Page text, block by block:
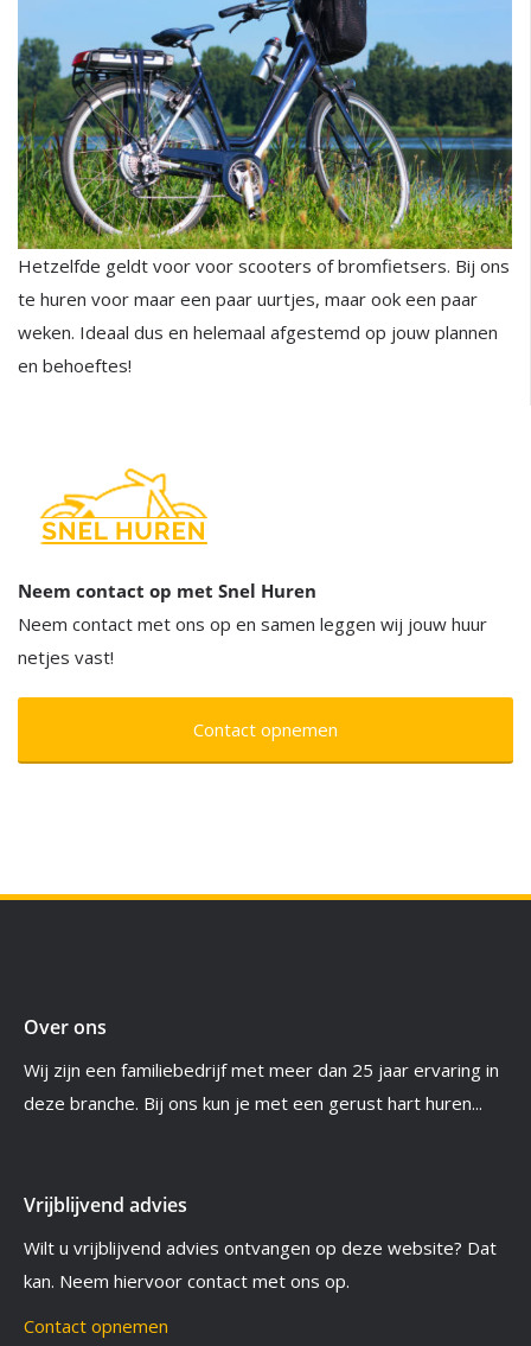
Hetzelfde geldt voor voor scooters of bromfietsers. Bij ons
te huren voor maar een paar uurtjes, maar ook een paar
weken. Ideaal dus en helemaal afgestemd op jouw plannen
en behoeftes!
Neem contact op met Snel Huren
Neem contact met ons op en samen leggen wij jouw huur
netjes vast!
Contact opnemen
Over ons
Wij zijn een familiebedrijf met meer dan 25 jaar ervaring in
deze branche. Bij ons kun je met een gerust hart huren...
Vrijblijvend advies
Wilt u vrijblijvend advies ontvangen op deze website? Dat
kan. Neem hiervoor contact met ons op.
Contact opnemen